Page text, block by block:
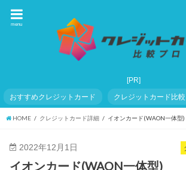
menu
おすすめクレジットカード クレジットカード比較
HOME クレジットカード詳細 イオンカード(WAON一体型)
2022年12月1日
イオンカード(WAON一体型)